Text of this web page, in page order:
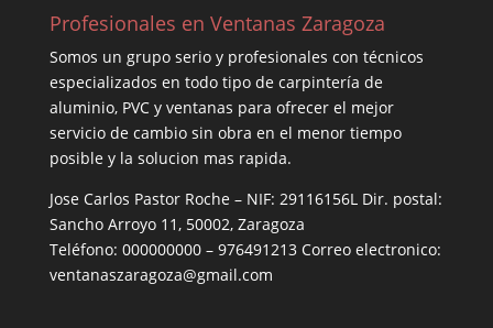
Profesionales en Ventanas Zaragoza
Somos un grupo serio y profesionales con técnicos
especializados en todo tipo de carpintería de
aluminio, PVC y ventanas para ofrecer el mejor
servicio de cambio sin obra en el menor tiempo
posible y la solucion mas rapida.
Jose Carlos Pastor Roche – NIF: 29116156L Dir. postal:
Sancho Arroyo 11, 50002, Zaragoza
Teléfono: 000000000 – 976491213 Correo electronico:
ventanaszaragoza@gmail.com